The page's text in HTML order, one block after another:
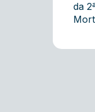
da